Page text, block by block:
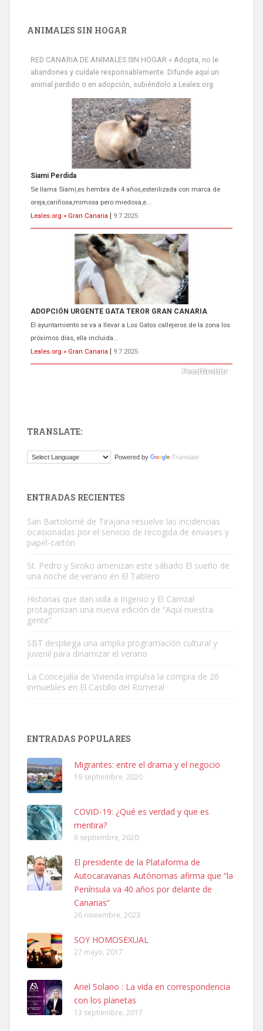
ANIMALES SIN HOGAR
RED CANARIA DE ANIMALES SIN HOGAR » Adopta, no le
abandones y cuídale responsablemente. Difunde aquí un
animal perdido o en adopción, subiéndolo a Leales.org
ADOPCIÓN URGENTE GATA TEROR GRAN CANARIA
El ayuntamiento se va a llevar a Los Gatos callejeros de la zona los
próximos días, ella incluida...
Leales.org » Gran Canaria
9.7.2025
Gato manso encontrado
Este gato macho ha aparecido en la calle hace menos de un mes,
es muy manso y extremadamente cari...
Leales.org » Gran Canaria
9.7.2025
Busco adopción responsable para mi perra. Pastor alemán,
PERRO MACHO RAZA SHIBA CON MICROCHIP PERDIDO HOY
06/07/2025 ZONA MESA Y LOPEZ. ES MUY ASUSTADIZO
Leales.org » Gran Canaria
Leales.org » Gran Canaria
Adopcion
Busco casa de acogida para mi perrita ya que por temas de trabajo
no la puedo tener. Solo gente r...
Leales.org » Gran Canaria
4.7.2025
Gata joven encontrada
Gata joven encontrada en zona calle San Bernardo de Las Palmas
de Gran Canaria. Es una gata castr...
TRANSLATE:
Powered by Translate
ENTRADAS RECIENTES
San Bartolomé de Tirajana resuelve las incidencias
ocasionadas por el servicio de recogida de envases y
papel-cartón
St. Pedro y Siroko amenizan este sábado El sueño de
una noche de verano en El Tablero
Historias que dan vida a Ingenio y El Carrizal
protagonizan una nueva edición de “Aquí nuestra
gente”
SBT despliega una amplia programación cultural y
juvenil para dinamizar el verano
La Concejalía de Vivienda impulsa la compra de 26
inmuebles en El Castillo del Romeral
ENTRADAS POPULARES
Migrantes: entre el drama y el negocio
19 septiembre, 2020
COVID-19: ¿Qué es verdad y que es
mentira?
6 septiembre, 2020
El presidente de la Plataforma de
Autocaravanas Autónomas afirma que “la
Península va 40 años por delante de
Canarias”
26 noviembre, 2023
SOY HOMOSEXUAL
27 mayo, 2017
Ariel Solano : La vida en correspondencia
con los planetas
13 septiembre, 2017